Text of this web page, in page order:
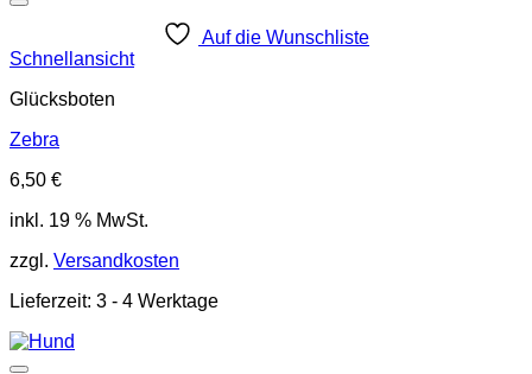
Auf die Wunschliste
Schnellansicht
Glücksboten
Zebra
6,50 €
inkl. 19 % MwSt.
zzgl. Versandkosten
Lieferzeit: 3 - 4 Werktage